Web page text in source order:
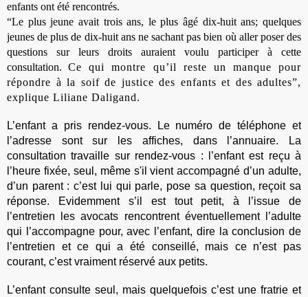
enfants ont été rencontrés.
“Le plus jeune avait trois ans, le plus âgé dix-huit ans; quelques
jeunes de plus de dix-huit ans ne sachant pas bien où aller poser des
questions sur leurs droits auraient voulu participer à cette
consultation.Ce qui montre qu’il reste un manque pour
répondre à la soif de justice des enfants et des adultes”,
explique Liliane Daligand.
L’enfant a pris rendez-vous. Le numéro de téléphone et
l’adresse sont sur les affiches, dans l’annuaire. La
consultation travaille sur rendez-vous : l’enfant est reçu à
l’heure fixée, seul, même s'il vient accompagné d’un adulte,
d’un parent : c’est lui qui parle, pose sa question, reçoit sa
réponse. Evidemment s’il est tout petit, à l’issue de
l’entretien les avocats rencontrent éventuellement l’adulte
qui l’accompagne pour, avec l’enfant, dire la conclusion de
l’entretien et ce qui a été conseillé, mais ce n’est pas
courant, c’est vraiment réservé aux petits.
L’enfant consulte seul, mais quelquefois c’est une fratrie et